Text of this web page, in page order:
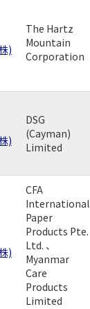
)
The Hartz
Mountain
Corporation
)
DSG
(Cayman)
Limited
)
CFA
International
Paper
Products Pte.
Ltd. 、
Myanmar
Care
Products
Limited